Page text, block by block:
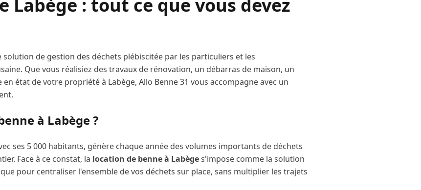
Labège : tout ce que vous devez
solution de gestion des déchets plébiscitée par les particuliers et les
Que vous réalisiez des travaux de rénovation, un débarras de maison, un
en état de votre propriété à Labège, Allo Benne 31 vous accompagne avec un
à Labège?
ses 5 000 habitants, génère chaque année des volumes importants de déchets
Face à ce constat, la location de benne à Labèges'impose comme la solution
pour centraliser l'ensemble de vos déchets sur place, sans multiplier les trajets